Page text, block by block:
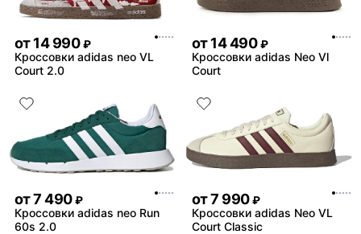
от14 990 ₽
Кроссовки adidas neo VL
Court 2.0
от14 490 ₽
Кроссовки adidas Neo Vl
Court
от7 490 ₽
Кроссовки adidas neo Run
60s 2.0
от7 990 ₽
Кроссовки adidas Neo VL
Court Classic